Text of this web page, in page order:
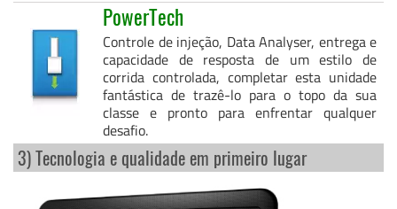
PowerTech
Controle de injeção, Data Analyser, entrega e
capacidade de resposta de um estilo de
corrida controlada, completar esta unidade
fantástica de trazê-lo para o topo da sua
classe e pronto para enfrentar qualquer
desafio.
3) Tecnologia e qualidade em primeiro lugar